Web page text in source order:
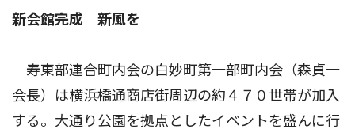
新会館完成 新風を
寿東部連合町内会の白妙町第一部町内会（森貞一
会長）は横浜橋通商店街周辺の約４７０世帯が加入
する。大通り公園を拠点としたイベントを盛んに行